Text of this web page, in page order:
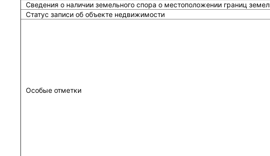
Сведения о наличии земельного спора о местоположении границ
Статус записи об объекте недвижимости
Особые отметки